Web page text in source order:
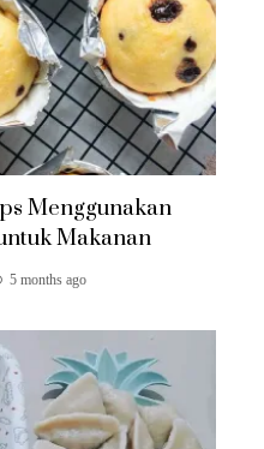
Menggunakan
Makanan
5 months ago